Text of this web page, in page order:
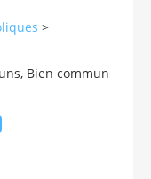
>
Bien commun